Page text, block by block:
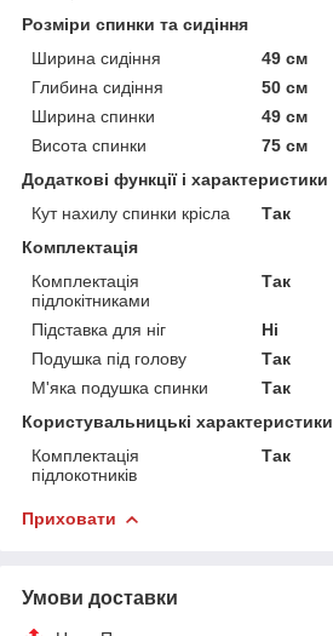
Розміри спинки та сидіння
Ширина сидіння
49 см
Глибина сидіння
50 см
Ширина спинки
49 см
Висота спинки
75 см
Додаткові функції і характеристики
Кут нахилу спинки крісла
Так
Комплектація
Комплектація
підлокітниками
Так
Підставка для ніг
Ні
Подушка під голову
Так
М'яка подушка спинки
Так
Користувальницькі характеристики
Комплектація
підлокотників
Так
Приховати
Умови доставки